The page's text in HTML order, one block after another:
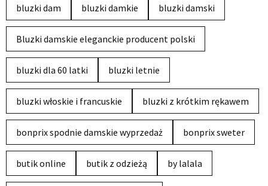
bluzki dam bluzki damkie bluzki damski
Bluzki damskie eleganckie producent polski
bluzki dla 60 latki bluzki letnie
bluzki włoskie i francuskie bluzki z krótkim rękawem
bonprix spodnie damskie wyprzedaż bonprix sweter
butik online butik z odzieżą by lalala